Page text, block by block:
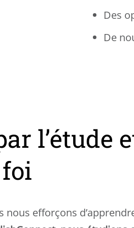
Des
De
l’étude
nous efforçons